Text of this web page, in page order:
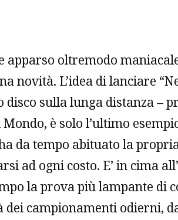
apparso oltremodo
novità. L’idea di lanciare
disco sulla lunga distanza –
è solo l’ultimo
da tempo abituato la
ad ogni costo. E’ in cima
la prova più lampante di
dei campionamenti odierni,